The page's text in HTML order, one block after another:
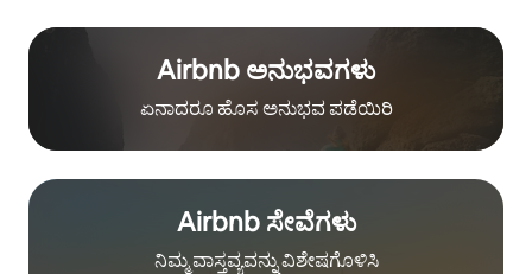
Airbnb ಅನುಭವಗಳು
ಏನಾದರೂ ಹೊಸ ಅನುಭವ ಪಡೆಯಿರಿ
Airbnb ಸೇವೆಗಳು
ನಿಮ್ಮ ವಾಸ್ತವ್ಯವನ್ನು ವಿಶೇಷಗೊಳಿಸಿ